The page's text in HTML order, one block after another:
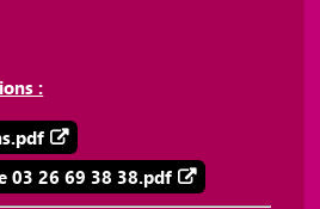
:
03 26 69 38 38.pdf